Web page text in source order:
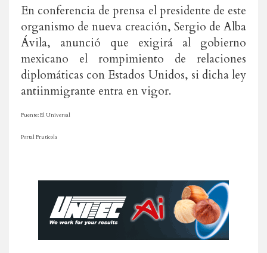
En conferencia de prensa el presidente de este
organismo de nueva creación, Sergio de Alba
Ávila, anunció que exigirá al gobierno
mexicano el rompimiento de relaciones
diplomáticas con Estados Unidos, si dicha ley
antiinmigrante entra en vigor.
Fuente: El Universal
Portal Frutícola